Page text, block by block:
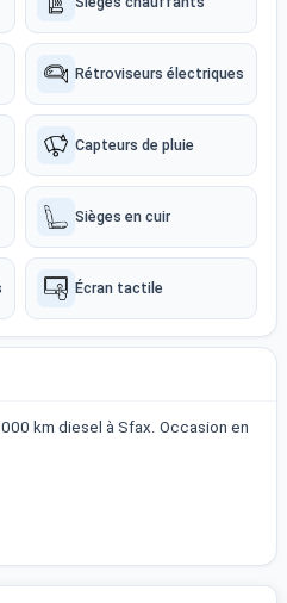
Rétroviseurs électriques
Capteurs de pluie
Sièges en cuir
Écran tactile
km diesel à Sfax. Occasion en